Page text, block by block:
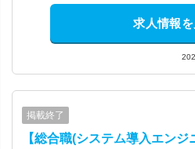
求人情報を
掲載終了
【総合職(システム導入エン